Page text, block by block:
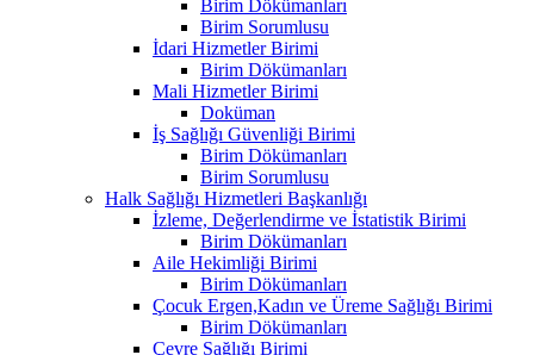
Birim Dökümanları
Birim Sorumlusu
İdari Hizmetler Birimi
Birim Dökümanları
Mali Hizmetler Birimi
Doküman
İş Sağlığı Güvenliği Birimi
Birim Dökümanları
Birim Sorumlusu
Halk Sağlığı Hizmetleri Başkanlığı
İzleme, Değerlendirme ve İstatistik Birimi
Birim Dökümanları
Aile Hekimliği Birimi
Birim Dökümanları
Çocuk Ergen,Kadın ve Üreme Sağlığı Birimi
Birim Dökümanları
Çevre Sağlığı Birimi